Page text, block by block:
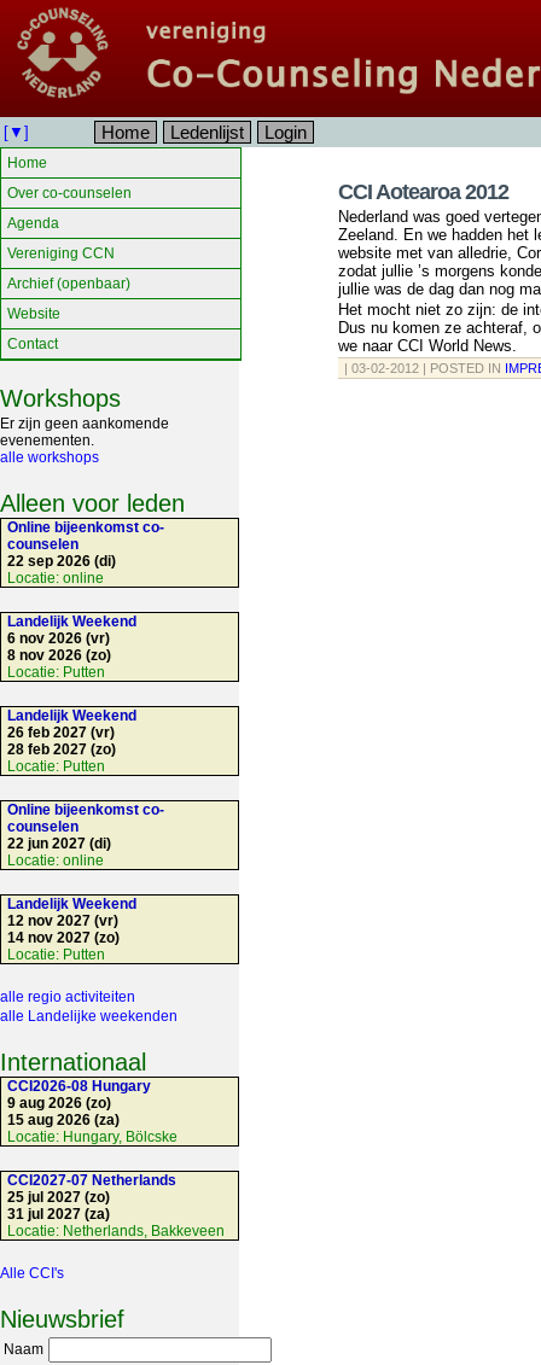
[▼] Home Ledenlijst Login
CCI Aotearoa 2012
Nederland was goed
Zeeland. En we hadden het
website met van alledrie,
zodat jullie ’s morgens
jullie was de dag dan nog
Het mocht niet zo zijn: de
Dus nu komen ze achteraf,
we naar CCI World News.
| 03-02-2012 | POSTED IN
Home
Over co-counselen
Agenda
Vereniging CCN
Archief (openbaar)
Website
Contact
Workshops
Er zijn geen aankomende
evenementen.
alle workshops
Alleen voor leden
Online bijeenkomst co-
counselen
22 sep 2026 (di)
Locatie: online
Landelijk Weekend
6 nov 2026 (vr)
8 nov 2026 (zo)
Locatie: Putten
Landelijk Weekend
26 feb 2027 (vr)
28 feb 2027 (zo)
Locatie: Putten
Online bijeenkomst co-
counselen
22 jun 2027 (di)
Locatie: online
Landelijk Weekend
12 nov 2027 (vr)
14 nov 2027 (zo)
Locatie: Putten
alle regio activiteiten
alle Landelijke weekenden
Internationaal
CCI2026-08 Hungary
9 aug 2026 (zo)
15 aug 2026 (za)
Locatie: Hungary, Bölcske
CCI2027-07 Netherlands
25 jul 2027 (zo)
31 jul 2027 (za)
Locatie: Netherlands, Bakkeveen
Alle CCI's
Nieuwsbrief
Naam